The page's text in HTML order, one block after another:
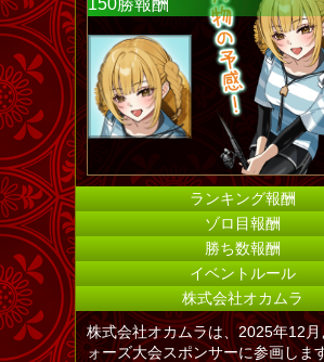
150勝報酬
ランキング報酬
ゾロ目報酬
勝ち数報酬
イベントルール
株式会社オカムラ
株式会社オカムラは、2025年12
ォーズ大会スポンサーに参画しま